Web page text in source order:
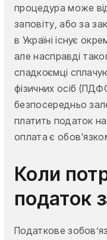
процедура може
заповіту, або за
в Україні існує
але насправді
спадкоємці
фізичних осіб
безпосередньо
платить податок
оплата є
Коли
податок
Податкове